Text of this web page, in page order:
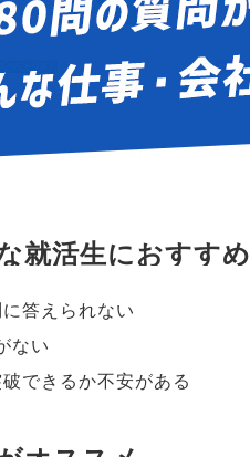
就活生におすすめ
答えられない
ない
できるか不安がある